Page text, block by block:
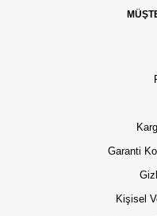
Garanti
Kişisel